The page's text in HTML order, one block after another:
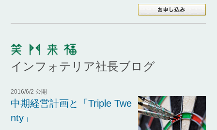
インフォテリア社長ブログ
2016/6/2 公開
中期経営計画と「Triple Twe
nty」